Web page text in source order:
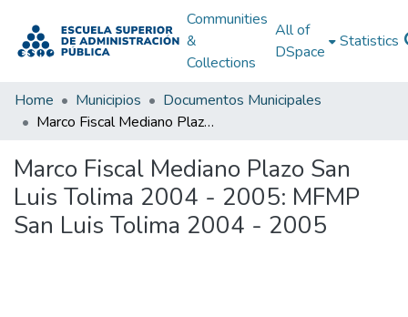
Communities
&
Collections
All of
DSpace
Statistics
Home Municipios
Documentos Municipales
Marco Fiscal Mediano Plazo San Luis Tolima 2004 - 2005: MFMP San Luis Tolima 2004 - 2005
Marco Fiscal Mediano Plazo San
Luis Tolima 2004 - 2005: MFMP
San Luis Tolima 2004 - 2005